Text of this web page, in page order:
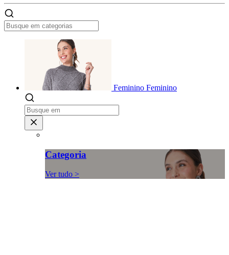
Feminino Feminino
Categoria
Ver tudo >